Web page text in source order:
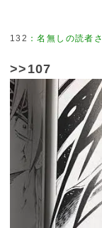
132
>>107